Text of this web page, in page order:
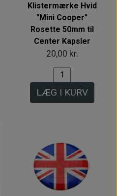
Klistermærke Hvid
"Mini Cooper"
Rosette 50mm til
Center Kapsler
20,00 kr.
LÆG I KURV